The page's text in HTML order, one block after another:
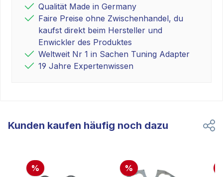
Qualität Made in Germany
Faire Preise ohne Zwischenhandel, du
kaufst direkt beim Hersteller und
Enwickler des Produktes
Weltweit Nr 1 in Sachen Tuning Adapter
19 Jahre Expertenwissen
Kunden kaufen häufig noch dazu
% %